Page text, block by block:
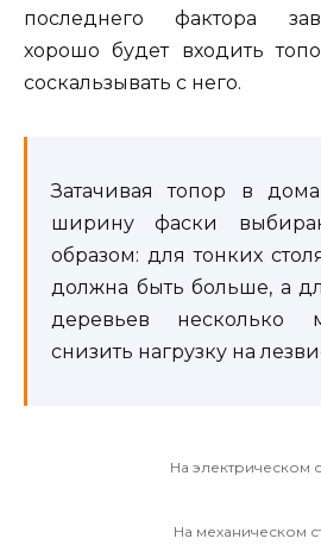
последнего фактора
хорошо будет входить
соскальзывать с него.
Затачивая топор в
ширину фаски
образом: для тонких
должна быть больше, а
деревьев несколько
снизить нагрузку на
На электрическом
На механическом